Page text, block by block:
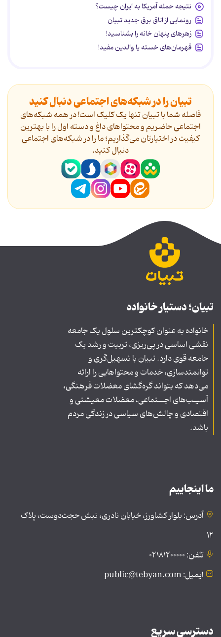
نتیجه حمله آمریکا به ایران چیست؟
رونمایی از اتاق برق جدید تبیان
زهرهای پنهان خانه را بشناسید!
قهرمان‌های خسته یا والدین مفید!
تبیان را در شبکه‌های اجتماعی دنبال کنید
فاصله شما با تبیان تنها یک کلیک است! در همه شبکه‌های
اجتماعی حاضریم و محتواهای داغ و دسته اول را با بهترین
کیفیت در اختیارتان می‌گذاریم؛ ما را در شبکه‌های اجتماعی
دنیال کنید.
تبیان؛ دستیار خانواده
خانواده به عنوان کوچکترین سلول یک جامعه
نقشی اساسی در پی‌ریزی، تربیت و رشد یک
جامعه قوی دارد. تبیان با تسهیل‌گری و
توانمندسازی، خدمات و محتواهایی را ارائه
می‌دهد که بتواند گره‌گشای معضلات فرهنگی،
آسیـب‌های اجــتماعی، معضلات معیشتی و
اقتصادی و چالش‌های سیاسی در زندگی مردم
باشد.
ما اینجاییم
آدرس: بلوار کشاورز، خیابان نادری، نبش حجت‌دوست، پلاک
۱۲
تلفن: ۰۲۱۸۱۲۰۰۰۰۰
ایمیل: public@tebyan.com
دسترسی سریع